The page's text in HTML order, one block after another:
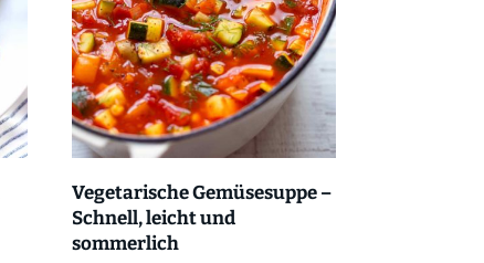
Vegetarische Gemüsesuppe –
Schnell, leicht und
sommerlich